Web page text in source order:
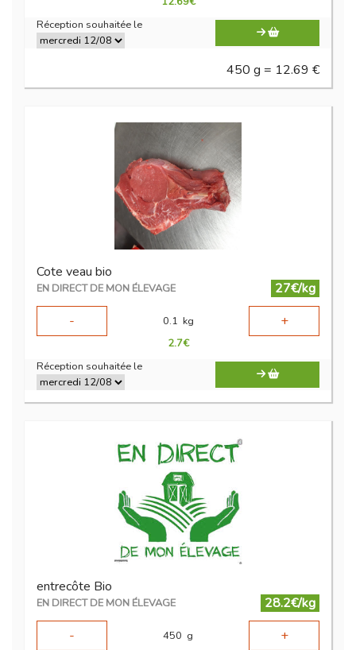
Réception souhaitée le
450 g = 12.69 €
Cote veau bio
EN DIRECT DE MON ÉLEVAGE
27€/kg
-
0.1 kg +
2.7€
Réception souhaitée le
entrecôte Bio
EN DIRECT DE MON ÉLEVAGE
28.2€/kg
-
450 g +